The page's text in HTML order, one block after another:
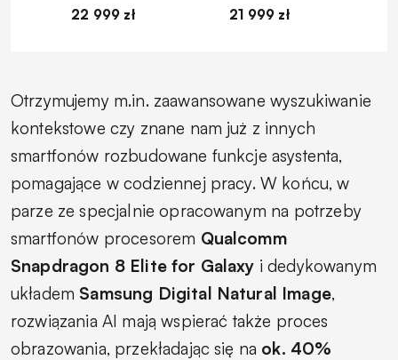
22 999 zł
21 999 zł
Otrzymujemy m.in. zaawansowane wyszukiwanie
kontekstowe czy znane nam już z innych
smartfonów rozbudowane funkcje asystenta,
pomagające w codziennej pracy. W końcu, w
parze ze specjalnie opracowanym na potrzeby
smartfonów procesorem Qualcomm
Snapdragon 8 Elite for Galaxy i dedykowanym
układem Samsung Digital Natural Image,
rozwiązania AI mają wspierać także proces
obrazowania, przekładając się na ok. 40%